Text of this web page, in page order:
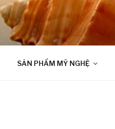
SẢN PHẨM MỸ NGHỆ